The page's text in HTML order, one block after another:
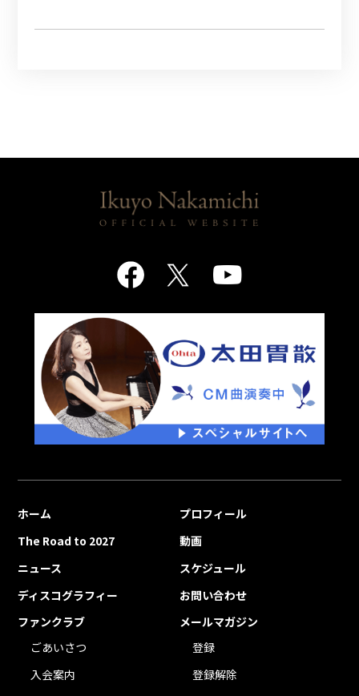
ホーム
プロフィール
The Road to 2027
動画
ニュース
スケジュール
ディスコグラフィー
お問い合わせ
ファンクラブ
ごあいさつ
入会案内
メールマガジン
登録
登録解除